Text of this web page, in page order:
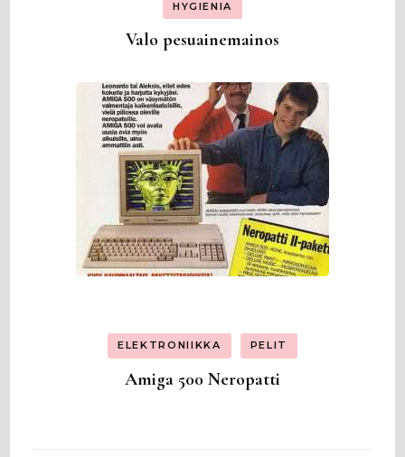
HYGIENIA
Valo pesuainemainos
ELEKTRONIIKKA PELIT
Amiga 500 Neropatti